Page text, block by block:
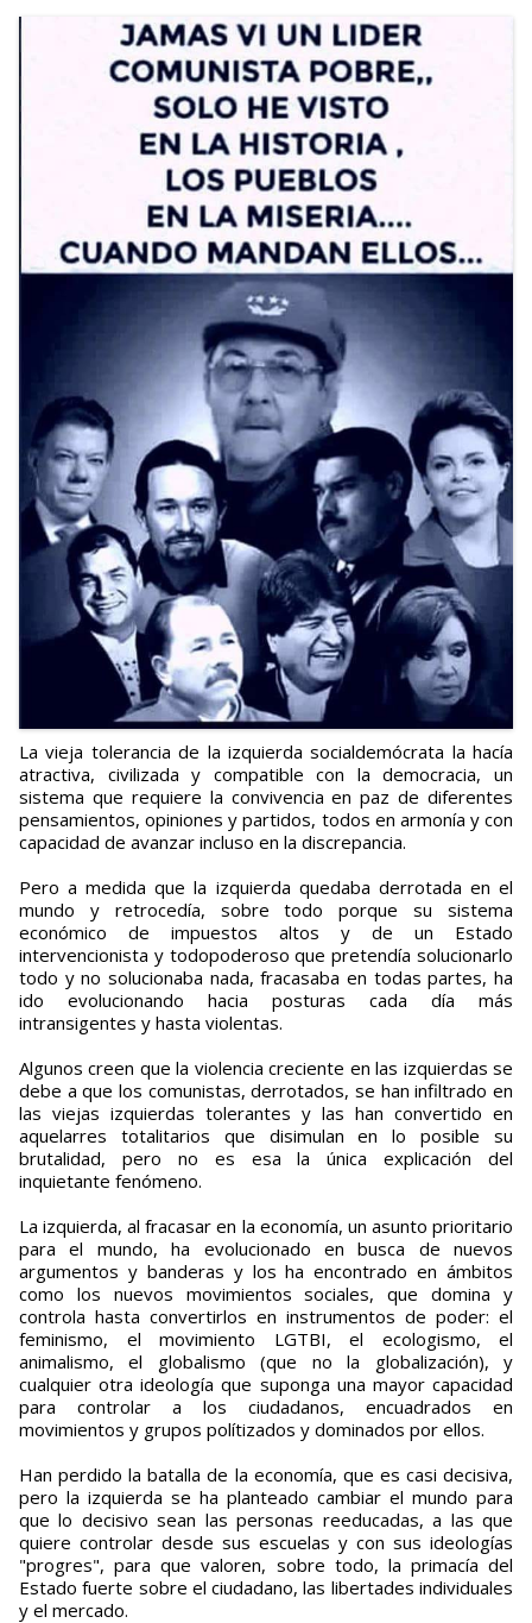
La vieja tolerancia de la izquierda socialdemócrata la hacía
atractiva, civilizada y compatible con la democracia, un
sistema que requiere la convivencia en paz de diferentes
pensamientos, opiniones y partidos, todos en armonía y con
capacidad de avanzar incluso en la discrepancia.
Pero a medida que la izquierda quedaba derrotada en el
mundo y retrocedía, sobre todo porque su sistema
económico de impuestos altos y de un Estado
intervencionista y todopoderoso que pretendía solucionarlo
todo y no solucionaba nada, fracasaba en todas partes, ha
ido evolucionando hacia posturas cada día más
intransigentes y hasta violentas.
Algunos creen que la violencia creciente en las izquierdas se
debe a que los comunistas, derrotados, se han infiltrado en
las viejas izquierdas tolerantes y las han convertido en
aquelarres totalitarios que disimulan en lo posible su
brutalidad, pero no es esa la única explicación del
inquietante fenómeno.
La izquierda, al fracasar en la economía, un asunto prioritario
para el mundo, ha evolucionado en busca de nuevos
argumentos y banderas y los ha encontrado en ámbitos
como los nuevos movimientos sociales, que domina y
controla hasta convertirlos en instrumentos de poder: el
feminismo, el movimiento LGTBI, el ecologismo, el
animalismo, el globalismo (que no la globalización), y
cualquier otra ideología que suponga una mayor capacidad
para controlar a los ciudadanos, encuadrados en
movimientos y grupos polítizados y dominados por ellos.
Han perdido la batalla de la economía, que es casi decisiva,
pero la izquierda se ha planteado cambiar el mundo para
que lo decisivo sean las personas reeducadas, a las que
quiere controlar desde sus escuelas y con sus ideologías
"progres", para que valoren, sobre todo, la primacía del
Estado fuerte sobre el ciudadano, las libertades individuales
y el mercado.